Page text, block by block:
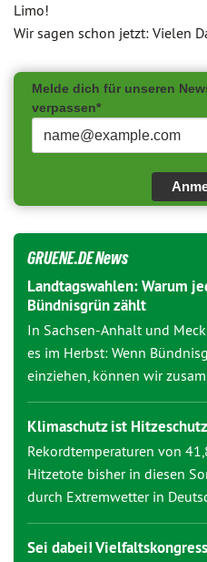
Limo!
Wir sagen schon jetzt: Vielen
Melde dich für unseren
verpassen*
GRUENE.DE News
Landtagswahlen: Warum
Bündnisgrün zählt
In Sachsen-Anhalt und
es im Herbst: Wenn
einziehen, können wir
Klimaschutz ist Hitzeschutz
Rekordtemperaturen von
Hitzetote bisher in diesen
durch Extremwetter in
Sei dabei!